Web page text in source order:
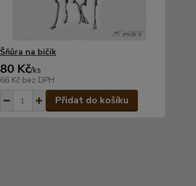
Šňůra na bičík
80 Kč/ks
66 Kč bez DPH
Přidat do košíku